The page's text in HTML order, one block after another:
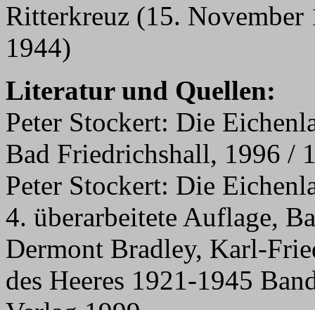
Ritterkreuz (15. November
1944)
Literatur und Quellen:
Peter Stockert: Die
Bad Friedrichshall, 1996 /
Peter Stockert: Die
4. überarbeitete Auflage,
Dermont Bradley, Karl-
des Heeres 1921-1945